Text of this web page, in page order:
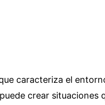
caracteriza el
crear situaciones